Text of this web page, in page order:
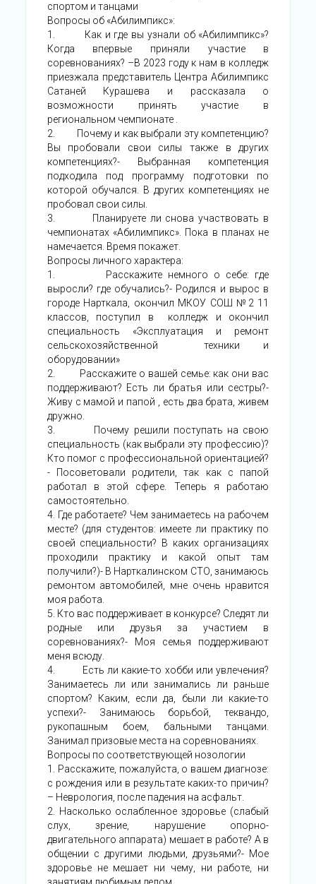
спортом и танцами
Вопросы об «Абилимпикс»:
1. Как и где вы узнали об «Абилимпикс»?
Когда впервые приняли участие в
соревнованиях? –В 2023 году к нам в колледж
приезжала представитель Центра Абилимпикс
Сатаней Курашева и рассказала о
возможности принять участие в
региональном чемпионате .
2. Почему и как выбрали эту компетенцию?
Вы пробовали свои силы также в других
компетенциях?- Выбранная компетенция
подходила под программу подготовки по
которой обучался. В других компетенциях не
пробовал свои силы.
3. Планируете ли снова участвовать в
чемпионатах «Абилимпикс». Пока в планах не
намечается. Время покажет.
Вопросы личного характера:
1. Расскажите немного о себе: где
выросли? где обучались?- Родился и вырос в
городе Нарткала, окончил МКОУ СОШ №2 11
классов, поступил в колледж и окончил
специальность «Эксплуатация и ремонт
сельскохозяйственной техники и
оборудовании»
2. Расскажите о вашей семье: как они вас
поддерживают? Есть ли братья или сестры?-
Живу с мамой и папой , есть два брата, живем
дружно.
3. Почему решили поступать на свою
специальность (как выбрали эту профессию)?
Кто помог с профессиональной ориентацией?
- Посоветовали родители, так как с папой
работал в этой сфере. Теперь я работаю
самостоятельно.
4. Где работаете? Чем занимаетесь на рабочем
месте? (для студентов: имеете ли практику по
своей специальности? В каких организациях
проходили практику и какой опыт там
получили?)- В Нарткалинском СТО, занимаюсь
ремонтом автомобилей, мне очень нравится
моя работа.
5. Кто вас поддерживает в конкурсе? Следят ли
родные или друзья за участием в
соревнованиях?- Моя семья поддерживают
меня всюду.
4. Есть ли какие-то хобби или увлечения?
Занимаетесь ли или занимались ли раньше
спортом? Каким, если да, были ли какие-то
успехи?- Занимаюсь борьбой, теквандо,
рукопашным боем, бальными танцами.
Занимал призовые места на соревнованиях.
Вопросы по соответствующей нозологии
1. Расскажите, пожалуйста, о вашем диагнозе:
с рождения или в результате каких-то причин?
– Неврология, после падения на асфальт.
2. Насколько ослабленное здоровье (слабый
слух, зрение, нарушение опорно-
двигательного аппарата) мешает в работе? А в
общении с другими людьми, друзьями?- Мое
здоровье не мешает ни чему, ни работе, ни